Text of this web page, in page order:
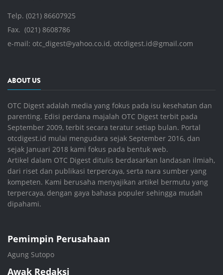
Telp. (021) 86607925
Fax. (021) 8608786
e-mail: otc_digest@yahoo.co.id, otcdigest.id@gmail.com
ABOUT US
OTC Digest adalah media yang fokus pada isu kesehatan dan
parenting. Edisi perdana majalah OTC Digest terbit pada
September 2009, terbit secara teratur setiap bulan. Portal
otcdigest.id mulai mengudara sejak September 2016, dan
sejak Januari 2018 kami fokus pada bentuk web.
Artikel dalam OTC Digest ditulis berdasarkan landasan ilmiah,
dari riset dan publikasi terpercaya, serta nara sumber yang
kompeten. Kami berusaha menyajikan artikel bermutu yang
terpercaya, dengan gaya bahasa populer sehingga mudah
dipahami.
Pemimpin Perusahaan
Agung Sutopo
Awak Redaksi